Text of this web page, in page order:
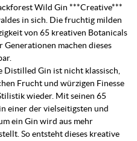
Wild Gin ***Creative***
in sich. Die fruchtig milden
von 65 kreativen Botanicals
machen dieses
Gin ist nicht klassisch,
Frucht und würzigen Finesse
wieder. Mit seinen 65
einer der vielseitigsten und
ein Gin wird aus mehr
So entsteht dieses kreative